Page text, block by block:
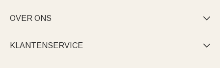
OVER ONS 
KLANTENSERVICE 